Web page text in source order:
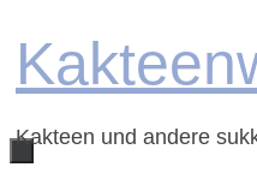
Inhalt
Kakteen und andere